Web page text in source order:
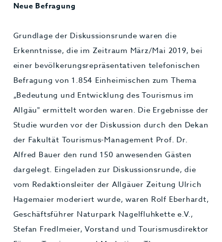
Neue Befragung
Grundlage der Diskussionsrunde waren die
Erkenntnisse, die im Zeitraum März/Mai 2019, bei
einer bevölkerungsrepräsentativen telefonischen
Befragung von 1.854 Einheimischen zum Thema
„Bedeutung und Entwicklung des Tourismus im
Allgäu" ermittelt worden waren. Die Ergebnisse der
Studie wurden vor der Diskussion durch den Dekan
der Fakultät Tourismus-Management Prof. Dr.
Alfred Bauer den rund 150 anwesenden Gästen
dargelegt. Eingeladen zur Diskussionsrunde, die
vom Redaktionsleiter der Allgäuer Zeitung Ulrich
Hagemaier moderiert wurde, waren Rolf Eberhardt,
Geschäftsführer Naturpark Nagelfluhkette e.V.,
Stefan Fredlmeier, Vorstand und Tourismusdirektor